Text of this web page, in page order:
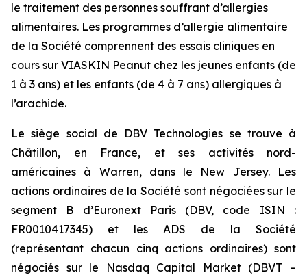
le traitement des personnes souffrant d’allergies
alimentaires. Les programmes d’allergie alimentaire
de la Société comprennent des essais cliniques en
cours sur VIASKIN Peanut chez les jeunes enfants (de
1 à 3 ans) et les enfants (de 4 à 7 ans) allergiques à
l’arachide.
Le siège social de DBV Technologies se trouve à
Châtillon, en France, et ses activités nord-
américaines à Warren, dans le New Jersey. Les
actions ordinaires de la Société sont négociées sur le
segment B d’Euronext Paris (DBV, code ISIN :
FR0010417345) et les ADS de la Société
(représentant chacun cinq actions ordinaires) sont
négociés sur le Nasdaq Capital Market (DBVT –